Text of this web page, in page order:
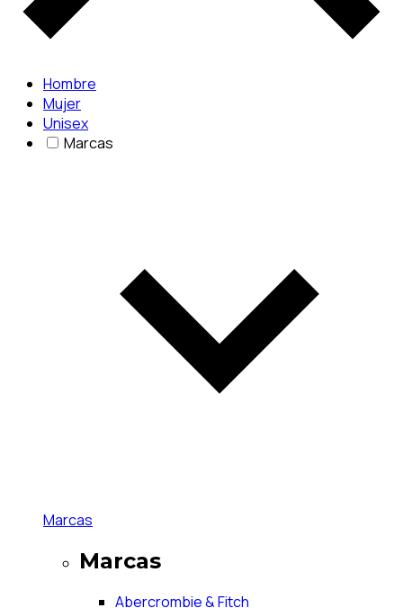
Hombre
Mujer
Unisex
Marcas
Marcas
Marcas
Abercrombie & Fitch